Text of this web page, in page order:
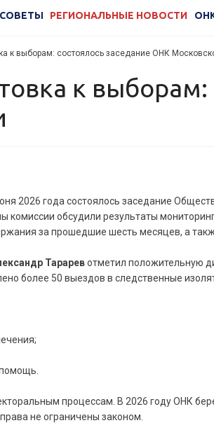
РЕГИОНАЛЬНЫЕ НОВОСТИ
к выборам: состоялось заседание ОНК
2026 года состоялось заседание
комиссии обсудили результаты
за прошедшие шесть месяцев, а
Тараревотметил положительную
более 50 выездов в следственные
процессам. В 2026 году ОНК
не ограничены законом.